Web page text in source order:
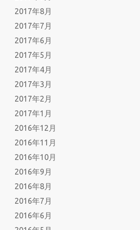
2017年8月
2017年7月
2017年6月
2017年5月
2017年4月
2017年3月
2017年2月
2017年1月
2016年12月
2016年11月
2016年10月
2016年9月
2016年8月
2016年7月
2016年6月